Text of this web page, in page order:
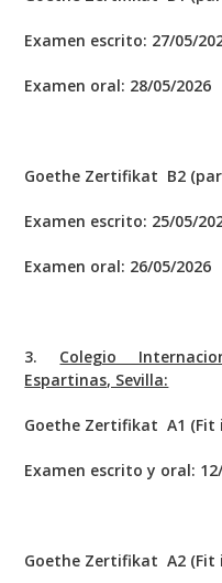
Examen escrito: 27/05/
Examen oral: 28/05/2026
Goethe Zertifikat B2
Examen escrito: 25/05/
Examen oral: 26/05/2026
3. Colegio
Espartinas, Sevilla:
Goethe Zertifikat A1 (Fit
Examen escrito y oral:
Goethe Zertifikat A2 (Fit